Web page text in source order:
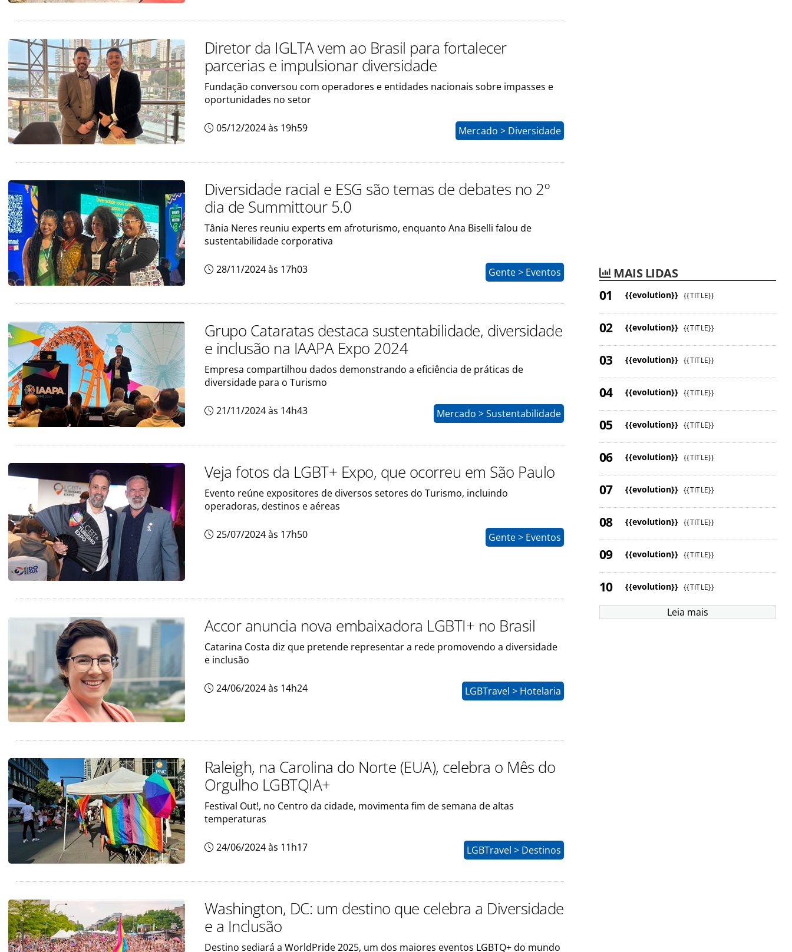
Diretor da IGLTA vem ao Brasil para fortalecer
parcerias e impulsionar diversidade
Fundação conversou com operadores e entidades nacionais sobre impasses e
oportunidades no setor
05/12/2024 às 19h59 Mercado > Diversidade
Diversidade racial e ESG são temas de debates no 2º
dia de Summittour 5.0
Tânia Neres reuniu experts em afroturismo, enquanto Ana Biselli falou de
sustentabilidade corporativa
28/11/2024 às 17h03 Gente > Eventos
Grupo Cataratas destaca sustentabilidade, diversidade
e inclusão na IAAPA Expo 2024
Empresa compartilhou dados demonstrando a eficiência de práticas de
diversidade para o Turismo
21/11/2024 às 14h43 Mercado > Sustentabilidade
Veja fotos da LGBT+ Expo, que ocorreu em São Paulo
Evento reúne expositores de diversos setores do Turismo, incluindo
operadoras, destinos e aéreas
25/07/2024 às 17h50 Gente > Eventos
Accor anuncia nova embaixadora LGBTI+ no Brasil
Catarina Costa diz que pretende representar a rede promovendo a diversidade
e inclusão
24/06/2024 às 14h24 LGBTravel > Hotelaria
Raleigh, na Carolina do Norte (EUA), celebra o Mês do
Orgulho LGBTQIA+
Festival Out!, no Centro da cidade, movimenta fim de semana de altas
temperaturas
24/06/2024 às 11h17 LGBTravel > Destinos
Washington, DC: um destino que celebra a Diversidade
e a Inclusão
Destino sediará a WorldPride 2025, um dos maiores eventos LGBTQ+ do mundo
MAIS LIDAS
{{evolution}} {{TITLE}}
{{evolution}} {{TITLE}}
{{evolution}} {{TITLE}}
{{evolution}} {{TITLE}}
{{evolution}} {{TITLE}}
{{evolution}} {{TITLE}}
{{evolution}} {{TITLE}}
{{evolution}} {{TITLE}}
{{evolution}} {{TITLE}}
{{evolution}} {{TITLE}}
Leia mais